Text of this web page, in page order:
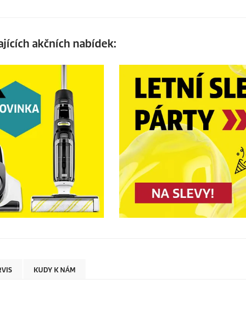
akčních nabídek:
KUDY K NÁM